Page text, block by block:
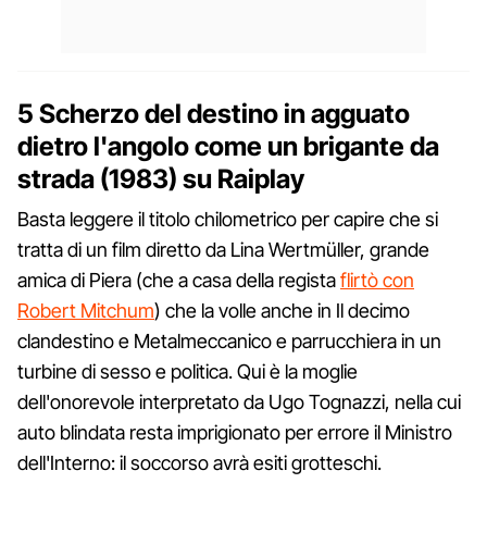
5 Scherzo del destino in agguato
dietro l'angolo come un brigante da
strada (1983) su Raiplay
Basta leggere il titolo chilometrico per capire che si
tratta di un film diretto da Lina Wertmüller, grande
amica di Piera (che a casa della registaflirtò con
Robert Mitchum) che la volle anche in Il decimo
clandestino e Metalmeccanico e parrucchiera in un
turbine di sesso e politica. Qui è la moglie
dell'onorevole interpretato da Ugo Tognazzi, nella cui
auto blindata resta imprigionato per errore il Ministro
dell'Interno: il soccorso avrà esiti grotteschi.